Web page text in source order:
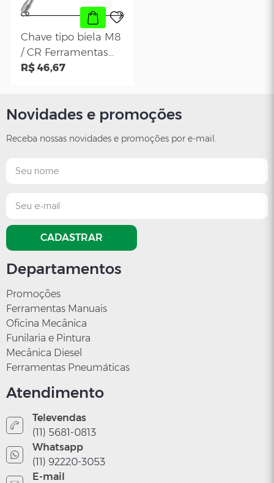
CR
Chave para Aperto
- CR Ferramentas -
CR
Chave tipo
CR
Chave tipo biela M8
G8
R$ 46,67
Novidades e promoções
Receba nossas novidades e promoções por e-mail.
CADASTRAR
Departamentos
Promoções
Ferramentas Manuais
Oficina Mecânica
Funilaria e Pintura
Mecânica Diesel
Ferramentas Pneumáticas
Atendimento
Televendas
(11) 5681-0813
Whatsapp
(11) 92220-3053
E-mail